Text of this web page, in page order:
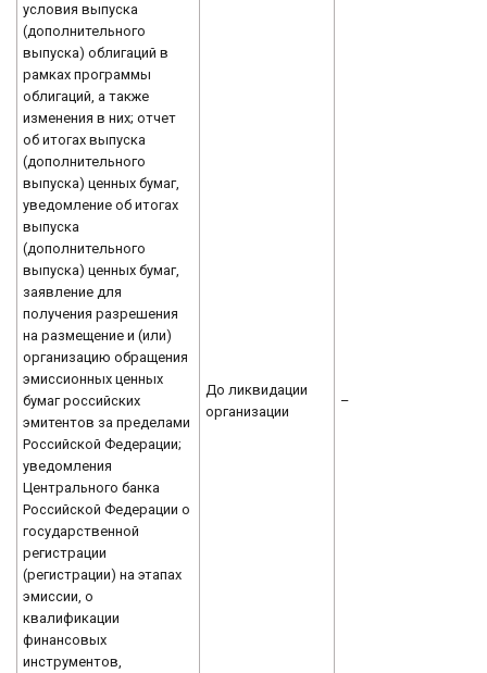
условия выпуска
(дополнительного
выпуска) облигаций в
рамках программы
облигаций, а также
изменения в них; отчет
об итогах выпуска
(дополнительного
выпуска) ценных бумаг,
уведомление об итогах
выпуска
(дополнительного
выпуска) ценных бумаг,
заявление для
получения разрешения
на размещение и (или)
организацию обращения
эмиссионных ценных
бумаг российских
эмитентов за пределами
Российской Федерации;
уведомления
Центрального банка
Российской Федерации о
государственной
регистрации
(регистрации) на этапах
эмиссии, о
квалификации
финансовых
инструментов,
До ликвидации
организации
–